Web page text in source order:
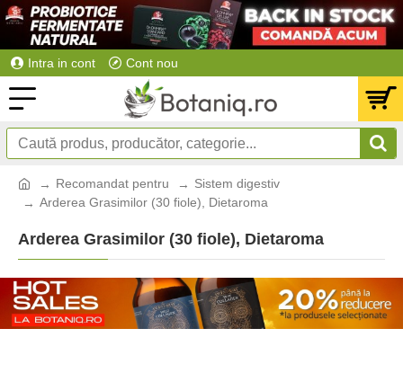
Intra in cont Cont nou
Recomandat pentru
Sistem digestiv
Arderea Grasimilor (30 fiole), Dietaroma
Arderea Grasimilor (30 fiole), Dietaroma